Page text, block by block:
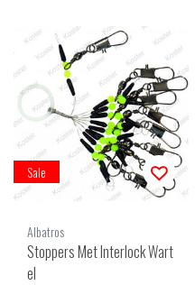
Sale
Albatros
Stoppers Met Interlock Wart
el